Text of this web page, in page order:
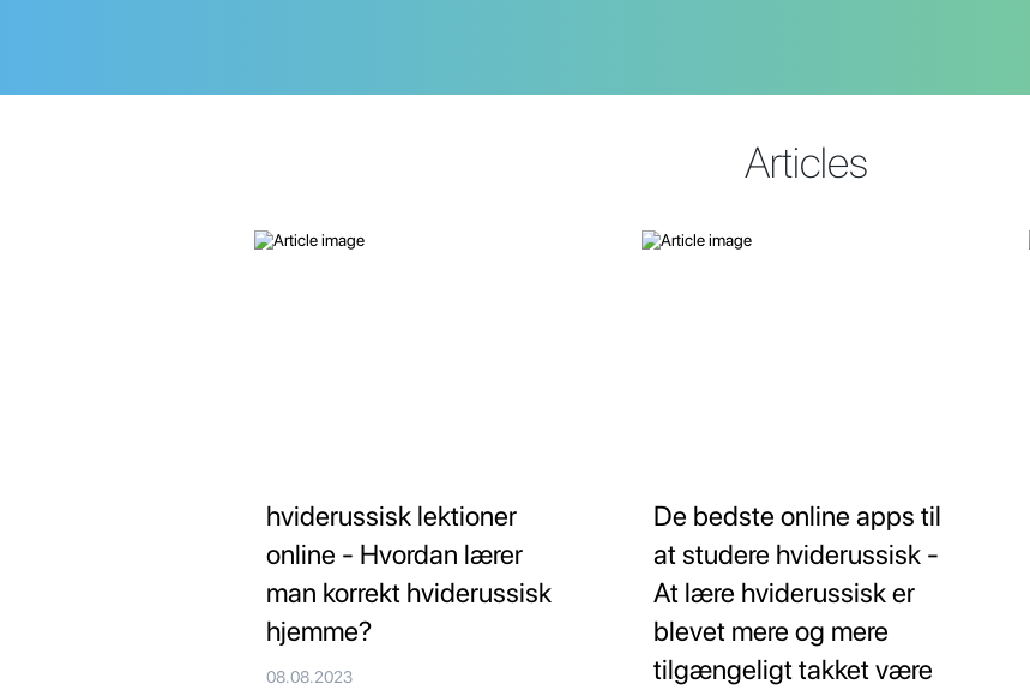
Articles
hviderussisk lektioner
online - Hvordan lærer
man korrekt hviderussisk
hjemme?
08.08.2023
De bedste online apps til
at studere hviderussisk -
At lære hviderussisk er
blevet mere og mere
tilgængeligt takket være